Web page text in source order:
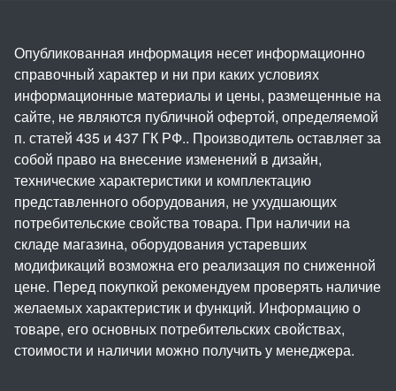
Опубликованная информация несет информационно
справочный характер и ни при каких условиях
информационные материалы и цены, размещенные на
сайте, не являются публичной офертой, определяемой
п. статей 435 и 437 ГК РФ.. Производитель оставляет за
собой право на внесение изменений в дизайн,
технические характеристики и комплектацию
представленного оборудования, не ухудшающих
потребительские свойства товара. При наличии на
складе магазина, оборудования устаревших
модификаций возможна его реализация по сниженной
цене. Перед покупкой рекомендуем проверять наличие
желаемых характеристик и функций. Информацию о
товаре, его основных потребительских свойствах,
стоимости и наличии можно получить у менеджера.